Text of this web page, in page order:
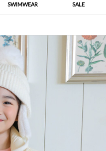
SWIMWEAR SALE